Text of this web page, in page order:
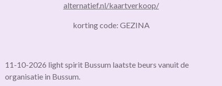
alternatief.nl/kaartverkoop/
korting code: GEZINA
11-10-2026 light spirit Bussum laatste beurs vanuit de
organisatie in Bussum.